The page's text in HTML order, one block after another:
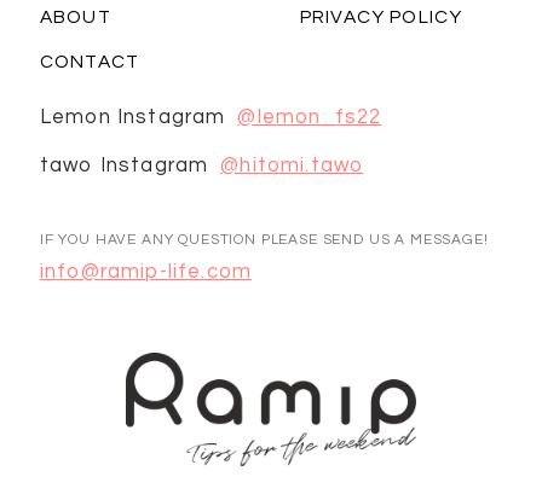
ABOUT PRIVACY POLICY
CONTACT
Lemon Instagram @lemon_fs22
tawo Instagram @hitomi.tawo
IF YOU HAVE ANY QUESTION PLEASE SEND US A MESSAGE!
info@ramip-life.com